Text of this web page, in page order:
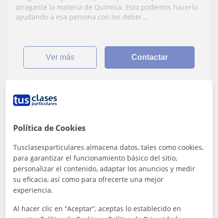
atragante la materia de Química. Esto podemos hacerlo
ayudando a esa persona con los deber...
ver más Contactar
12
Salteras
ESO: Química básica
y estoy dispuesta a dar clases de Inglés
Política de Cookies
Tusclasesparticulares almacena datos, tales como cookies,
para garantizar el funcionamiento básico del sitio,
personalizar el contenido, adaptar los anuncios y medir
su eficacia, así como para ofrecerte una mejor
experiencia.
Al hacer clic en “Aceptar”, aceptas lo establecido en